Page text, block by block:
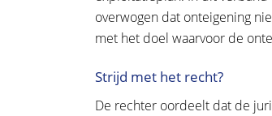
overwogen dat onteigening
met het doel waarvoor de
Strijd met het recht?
De rechter oordeelt dat de